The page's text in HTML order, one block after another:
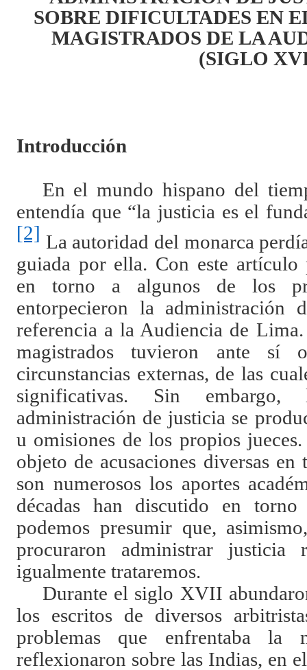
SOBRE DIFICULTADES EN
MAGISTRADOS DE LA
(SIGLO
Introducción
En el mundo hispano del
entendía que “la justicia es el
[2] La autoridad del monarca
guiada por ella. Con este artículo
en torno a algunos de los
entorpecieron la administración
referencia a la Audiencia de
magistrados tuvieron ante sí
circunstancias externas, de las
significativas. Sin
administración de justicia se
u omisiones de los propios
objeto de acusaciones diversas
son numerosos los aportes
décadas han discutido en
podemos presumir que,
procuraron administrar justicia
igualmente trataremos.
Durante el siglo XVII
los escritos de diversos
problemas que enfrentaba la
reflexionaron sobre las Indias, en